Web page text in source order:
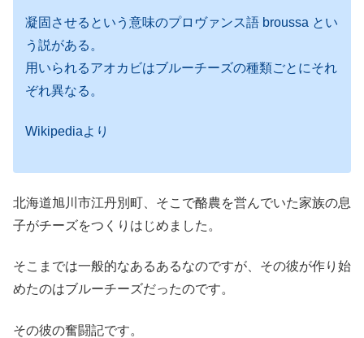
凝固させるという意味のプロヴァンス語 broussa とい
う説がある。
用いられるアオカビはブルーチーズの種類ごとにそれ
ぞれ異なる。
Wikipediaより
北海道旭川市江丹別町、そこで酪農を営んでいた家族の息
子がチーズをつくりはじめました。
そこまでは一般的なあるあるなのですが、その彼が作り始
めたのはブルーチーズだったのです。
その彼の奮闘記です。